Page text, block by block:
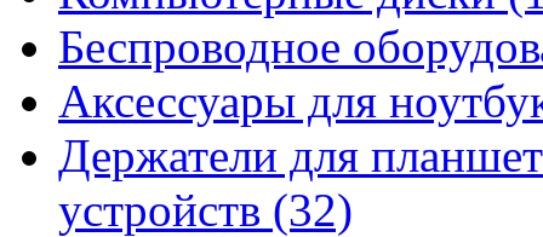
Беспроводное
Аксессуары для
Держатели для
устройств (32)